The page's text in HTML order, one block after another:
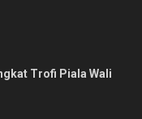
Trofi Piala Wali